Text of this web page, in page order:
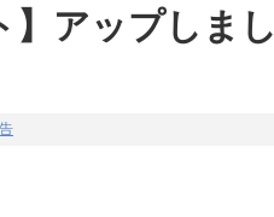
】アップしまし